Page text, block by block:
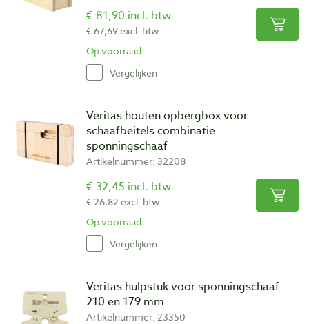
€ 81,90 incl. btw
€ 67,69 excl. btw
Op voorraad
Vergelijken
Veritas houten opbergbox voor
schaafbeitels combinatie
sponningschaaf
Artikelnummer: 32208
€ 32,45 incl. btw
€ 26,82 excl. btw
Op voorraad
Vergelijken
Veritas hulpstuk voor sponningschaaf
210 en 179 mm
Artikelnummer: 23350